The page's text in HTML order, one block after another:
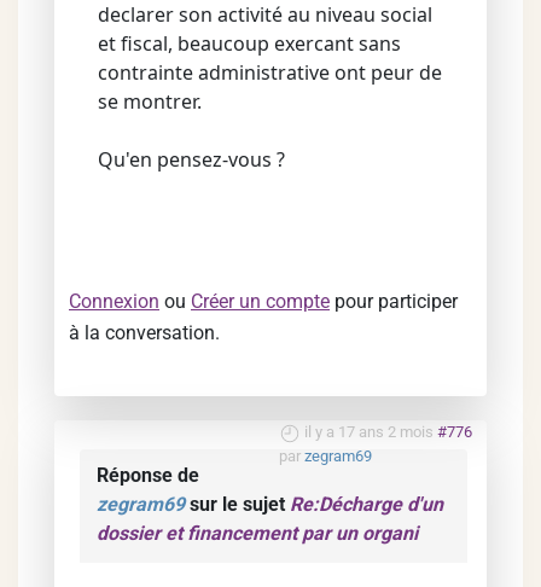
declarer son activité au niveau social
et fiscal, beaucoup exercant sans
contrainte administrative ont peur de
se montrer.
Qu'en pensez-vous ?
Connexion ou Créer un compte pour participer
à la conversation.
il y a 17 ans 2 mois #776
par zegram69
Réponse de
zegram69sur le sujet Re:Décharge d'un
dossier et financement par un organi